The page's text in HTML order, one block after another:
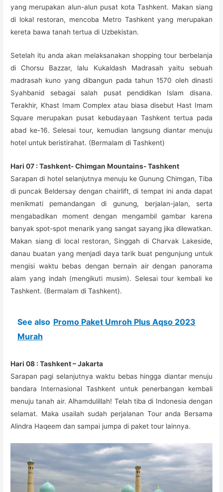
yang merupakan alun-alun pusat kota Tashkent. Makan siang
di lokal restoran, mencoba Metro Tashkent yang merupakan
kereta bawa tanah tertua di Uzbekistan.
Setelah itu anda akan melaksanakan shopping tour berbelanja
di Chorsu Bazzar, lalu Kukaldash Madrasah yaitu sebuah
madrasah kuno yang dibangun pada tahun 1570 oleh dinasti
Syahbanid sebagai salah pusat pendidikan Islam disana.
Terakhir, Khast Imam Complex atau biasa disebut Hast Imam
Square merupakan pusat kebudayaan Tashkent tertua pada
abad ke-16. Selesai tour, kemudian langsung diantar menuju
hotel untuk beristirahat. (Bermalam di Tashkent)
Hari 07 : Tashkent- Chimgan Mountains- Tashkent
Sarapan di hotel selanjutnya menuju ke Gunung Chimgan, Tiba
di puncak Beldersay dengan chairlift, di tempat ini anda dapat
menikmati pemandangan di gunung, berjalan-jalan, serta
mengabadikan moment dengan mengambil gambar karena
banyak spot-spot menarik yang sangat sayang jika dilewatkan.
Makan siang di local restoran, Singgah di Charvak Lakeside,
danau buatan yang menjadi daya tarik buat pengunjung untuk
mengisi waktu bebas dengan bernain air dengan panorama
alam yang indah (mengikuti musim). Selesai tour kembali ke
Tashkent. (Bermalam di Tashkent).
See also Promo Paket Umroh Plus Aqso 2023
Murah
Hari 08 : Tashkent – Jakarta
Sarapan pagi selanjutnya waktu bebas hingga diantar menuju
bandara Internasional Tashkent untuk penerbangan kembali
menuju tanah air. Alhamdulillah! Telah tiba di Indonesia dengan
selamat. Maka usailah sudah perjalanan Tour anda Bersama
Alindra Haqeem dan sampai jumpa di paket tour lainnya.